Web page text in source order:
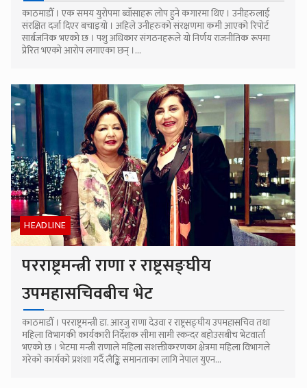
काठमाडौँ । एक समय युरोपमा ब्वाँसाहरू लोप हुने कगारमा थिए । उनीहरुलाई
संरक्षित दर्जा दिएर बचाइयो । अहिले उनीहरुको संरक्षणमा कमी आएको रिपोर्ट
सार्बजनिक भएको छ । पशु अधिकार संगठनहरूले यो निर्णय राजनीतिक रूपमा
प्रेरित भएको आरोप लगाएका छन् ।...
HEADLINE
परराष्ट्रमन्त्री राणा र राष्ट्रसङ्घीय
उपमहासचिवबीच भेट
काठमाडौँ । परराष्ट्रमन्त्री डा. आरजु राणा देउवा र राष्ट्रसङ्घीय उपमहासचिव तथा
महिला विभागकी कार्यकारी निर्देशक सीमा सामी स्कन्दर बहोउसबीच भेटवार्ता
भएको छ । भेटमा मन्त्री राणाले महिला सशक्तीकरणका क्षेत्रमा महिला विभागले
गरेको कार्यको प्रशंशा गर्दै लैङ्कि समानताका लागि नेपाल युएन...